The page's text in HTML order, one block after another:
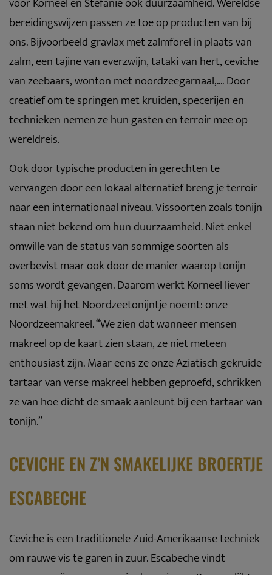
bereidingswijzen passen ze toe op producten van bij
ons. Bijvoorbeeld gravlax met zalmforel in plaats van
zalm, een tajine van everzwijn, tataki van hert, ceviche
van zeebaars, wonton met noordzeegarnaal,.... Door
creatief om te springen met kruiden, specerijen en
technieken nemen ze hun gasten en terroir mee op
wereldreis.
Ook door typische producten in gerechten te
vervangen door een lokaal alternatief breng je terroir
naar een internationaal niveau. Vissoorten zoals tonijn
staan niet bekend om hun duurzaamheid. Niet enkel
omwille van de status van sommige soorten als
overbevist maar ook door de manier waarop tonijn
soms wordt gevangen. Daarom werkt Korneel liever
met wat hij het Noordzeetonijntje noemt: onze
Noordzeemakreel. “We zien dat wanneer mensen
makreel op de kaart zien staan, ze niet meteen
enthousiast zijn. Maar eens ze onze Aziatisch gekruide
tartaar van verse makreel hebben geproefd, schrikken
ze van hoe dicht de smaak aanleunt bij een tartaar van
tonijn.”
CEVICHE EN Z’N SMAKELIJKE BROERTJE
ESCABECHE
Ceviche is een traditionele Zuid-Amerikaanse techniek
om rauwe vis te garen in zuur. Escabeche vindt